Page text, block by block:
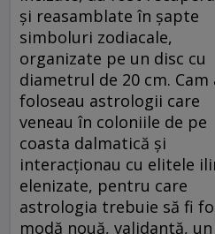
și reasamblate în șapte
simboluri zodiacale,
organizate pe un disc cu
diametrul de 20 cm. Cam
foloseau astrologii care
veneau în coloniile de pe
coasta dalmatică și
interacționau cu elitele
elenizate, pentru care
astrologia trebuie să fi
modă nouă, validantă,